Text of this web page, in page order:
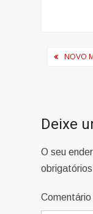
NOVO
Deixe
O seu